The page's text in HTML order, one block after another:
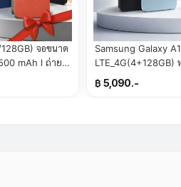
จอขนาด
Samsung Galaxy
LTE_4G(4+128GB) หน้
Super AMOLED l กล้อง 50 ล้าน
พิกเซล(By
฿ 5,090.-